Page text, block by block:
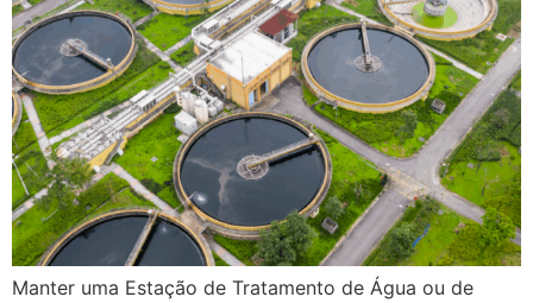
Manter uma Estação de Tratamento de Água ou de